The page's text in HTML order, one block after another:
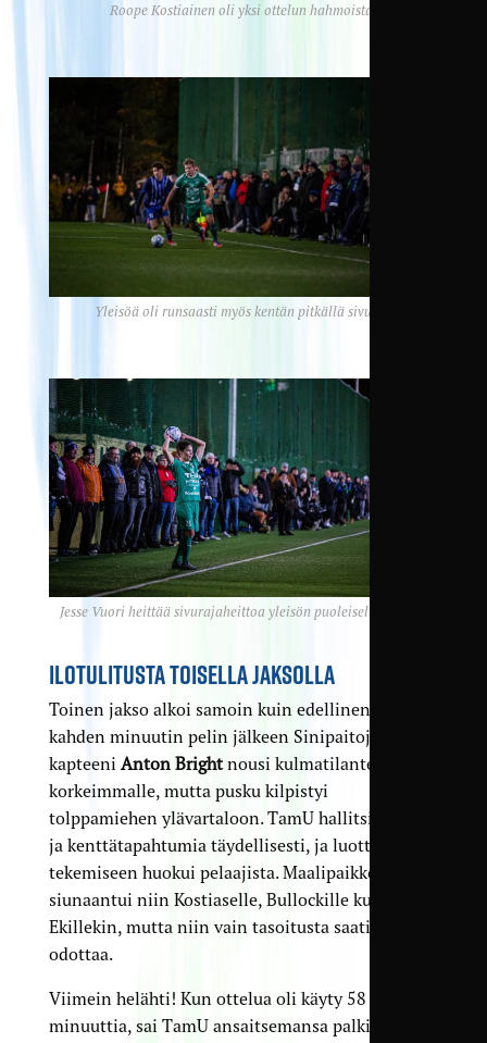
Roope Kostiainen oli yksi ottelun hahmoista.
Yleisöä oli runsaasti myös kentän pitkällä sivulla.
Jesse Vuori heittää sivurajaheittoa yleisön puoleiselta sivulta.
ILOTULITUSTA TOISELLA JAKSOLLA
Toinen jakso alkoi samoin kuin edellinen. Jo
kahden minuutin pelin jälkeen Sinipaitojen
kapteeni Anton Brightnousi kulmatilanteessa
korkeimmalle, mutta pusku kilpistyi
tolppamiehen ylävartaloon. TamU hallitsi palloa
ja kenttätapahtumia täydellisesti, ja luotto omaan
tekemiseen huokui pelaajista. Maalipaikkoja
siunaantui niin Kostiaselle, Bullockille kuin
Ekillekin, mutta niin vain tasoitusta saatiin
odottaa.
Viimein helähti! Kun ottelua oli käyty 58
minuuttia, sai TamU ansaitsemansa palkinnon